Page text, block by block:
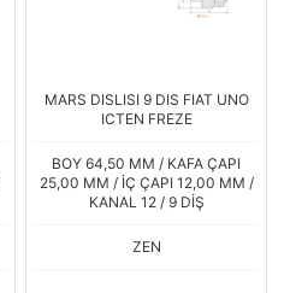
MARS DISLISI 9 DIS FIAT UNO
ICTEN FREZE
BOY 64,50 MM / KAFA ÇAPI
25,00 MM / İÇ ÇAPI 12,00 MM /
KANAL 12 / 9 DİŞ
ZEN